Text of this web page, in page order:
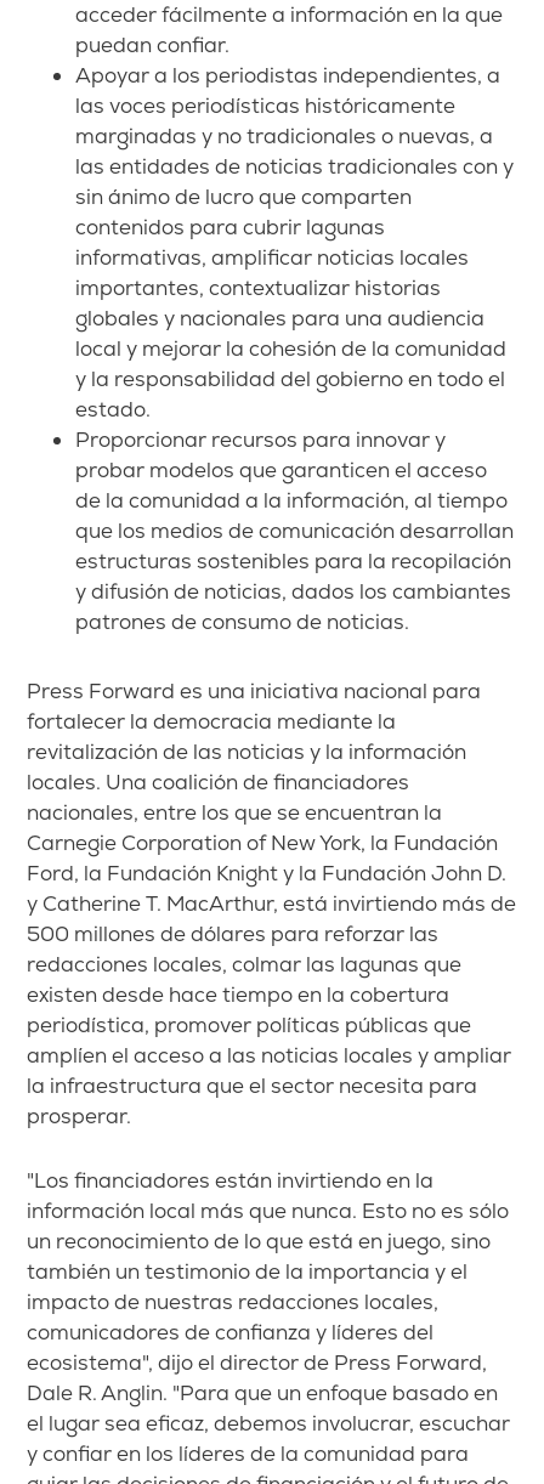
acceder fácilmente a información en la que
puedan confiar.
Apoyar a los periodistas independientes, a
las voces periodísticas históricamente
marginadas y no tradicionales o nuevas, a
las entidades de noticias tradicionales con y
sin ánimo de lucro que comparten
contenidos para cubrir lagunas
informativas, amplificar noticias locales
importantes, contextualizar historias
globales y nacionales para una audiencia
local y mejorar la cohesión de la comunidad
y la responsabilidad del gobierno en todo el
estado.
Proporcionar recursos para innovar y
probar modelos que garanticen el acceso
de la comunidad a la información, al tiempo
que los medios de comunicación desarrollan
estructuras sostenibles para la recopilación
y difusión de noticias, dados los cambiantes
patrones de consumo de noticias.
Press Forward es una iniciativa nacional para
fortalecer la democracia mediante la
revitalización de las noticias y la información
locales. Una coalición de financiadores
nacionales, entre los que se encuentran la
Carnegie Corporation of New York, la Fundación
Ford, la Fundación Knight y la Fundación John D.
y Catherine T. MacArthur, está invirtiendo más de
500 millones de dólares para reforzar las
redacciones locales, colmar las lagunas que
existen desde hace tiempo en la cobertura
periodística, promover políticas públicas que
amplíen el acceso a las noticias locales y ampliar
la infraestructura que el sector necesita para
prosperar.
"Los financiadores están invirtiendo en la
información local más que nunca. Esto no es sólo
un reconocimiento de lo que está en juego, sino
también un testimonio de la importancia y el
impacto de nuestras redacciones locales,
comunicadores de confianza y líderes del
ecosistema", dijo el director de Press Forward,
Dale R. Anglin. "Para que un enfoque basado en
el lugar sea eficaz, debemos involucrar, escuchar
y confiar en los líderes de la comunidad para